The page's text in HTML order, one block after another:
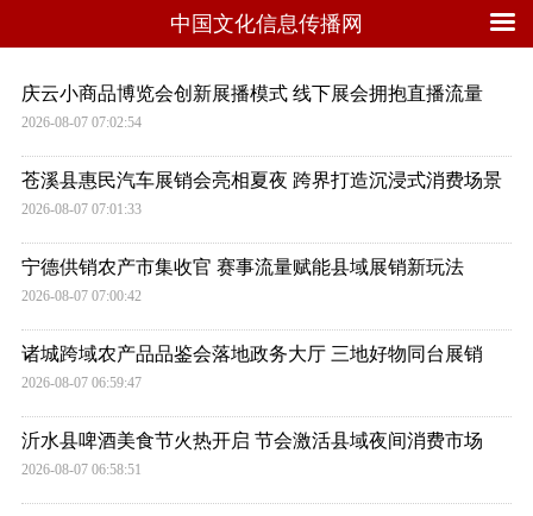
中国文化信息传播网
庆云小商品博览会创新展播模式 线下展会拥抱直播流量
2026-08-07 07:02:54
苍溪县惠民汽车展销会亮相夏夜 跨界打造沉浸式消费场景
2026-08-07 07:01:33
宁德供销农产市集收官 赛事流量赋能县域展销新玩法
2026-08-07 07:00:42
诸城跨域农产品品鉴会落地政务大厅 三地好物同台展销
2026-08-07 06:59:47
沂水县啤酒美食节火热开启 节会激活县域夜间消费市场
2026-08-07 06:58:51